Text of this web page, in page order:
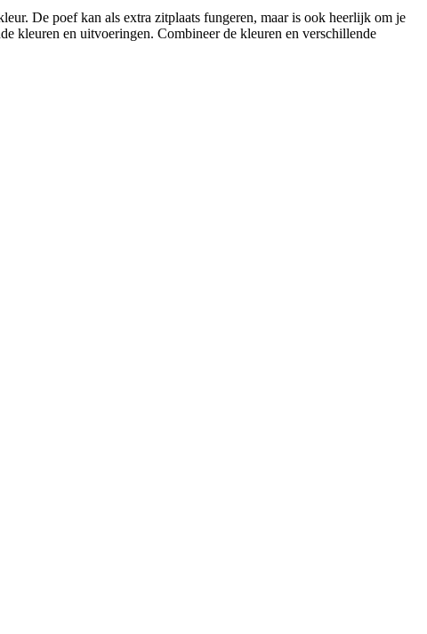
De poef kan als extra zitplaats fungeren, maar is ook heerlijk om je
kleuren en uitvoeringen. Combineer de kleuren en verschillende